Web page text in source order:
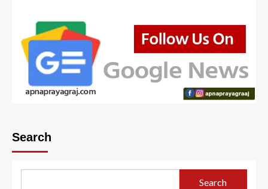
Search
Search